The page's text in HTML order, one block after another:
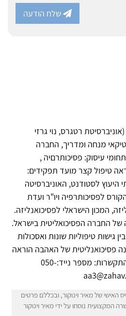
nthr מאיר וינוקור, Psy.D (אוניברסיטת רטגרס, נוי גרזי
מנחה ומדריך, החברה
עיסוק: פסיכותרםיה ,
טיפול קצר מועד תפקידים:
היעוץ לסטודנט, האוניברסיטה
לפסיכותרפיה ויו"ר ועדת
המכון הישראלי לפסיכואנליזה.
החברה הפסיכואליטית בישראל.
גישות טיפוליות שונות ואסכולות
פסיכואנליטית של האהבה הוראה
והדרכה טיפול קצר טווח התקשרות: מספר נייד:050-